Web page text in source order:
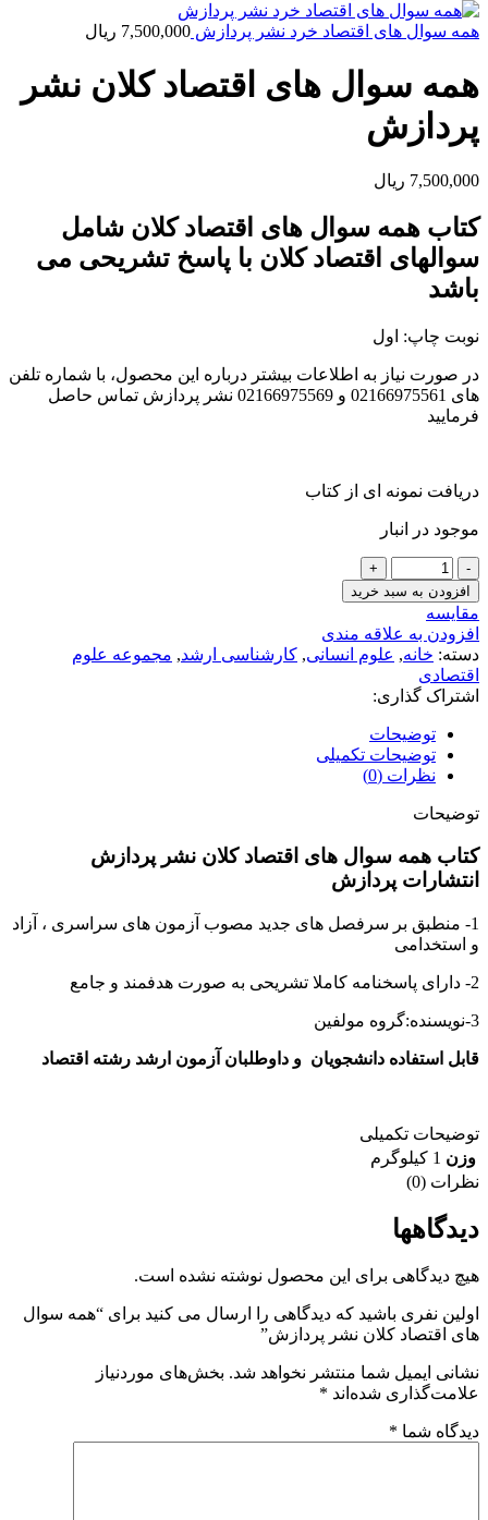
همه سوال های اقتصاد خرد نشر پردازش 7,500,000 ریال
همه سوال های اقتصاد کلان نشر
پردازش
7,500,000 ریال
کتاب همه سوال های اقتصاد کلان شامل
سوالهای اقتصاد کلان با پاسخ تشریحی می
باشد
نوبت چاپ: اول
در صورت نیاز به اطلاعات بیشتر درباره این محصول، با شماره تلفن
های 02166975561 و 02166975569 نشر پردازش تماس حاصل
فرمایید
دریافت نمونه ای از کتاب
موجود در انبار
همه
سوال
های
اقتصاد
کلان
نشر
پردازش
عدد
افزودن به سبد خرید
مقايسه
افزودن به علاقه مندی
دسته: خانه, علوم انسانی, کارشناسی ارشد, مجموعه علوم
اقتصادی
اشتراک گذاری:
توضیحات
توضیحات تکمیلی
نظرات (0)
توضیحات
کتاب همه سوال های اقتصاد کلان نشر پردازش
انتشارات پردازش
1- منطبق بر سرفصل های جدید مصوب آزمون های سراسری ، آزاد
و استخدامی
2- دارای پاسخنامه کاملا تشریحی به صورت هدفمند و جامع
3-نویسنده:گروه مولفین
قابل استفاده دانشجویان و داوطلبان آزمون ارشد رشته اقتصاد
توضیحات تکمیلی
وزن 1 کیلوگرم
نظرات (0)
دیدگاهها
هیچ دیدگاهی برای این محصول نوشته نشده است.
اولین نفری باشید که دیدگاهی را ارسال می کنید برای “همه سوال
های اقتصاد کلان نشر پردازش”
نشانی ایمیل شما منتشر نخواهد شد. بخش‌های موردنیاز
علامت‌گذاری شده‌اند *
دیدگاه شما *